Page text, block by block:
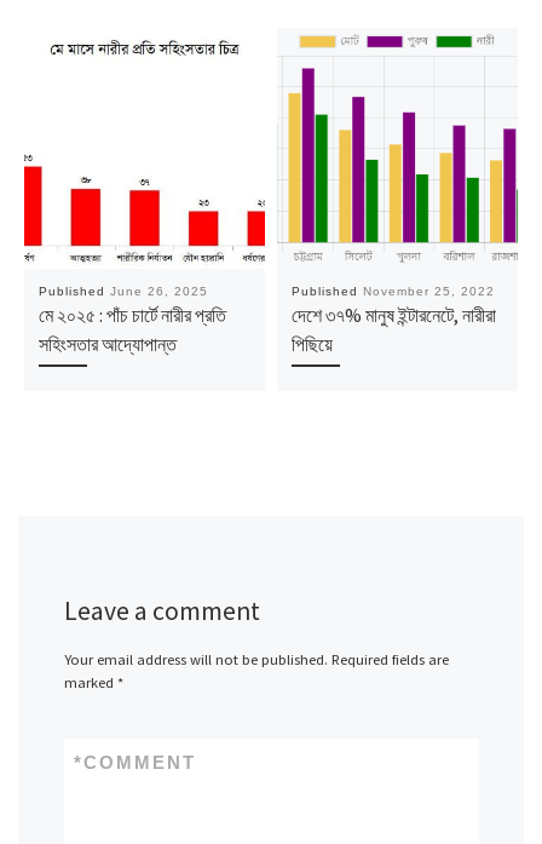
Published June 26, 2025
মে ২০২৫ : পাঁচ চার্টে নারীর প্রতি
সহিংসতার আদ্যোপান্ত
Published November 25, 2022
দেশে ৩৭% মানুষ ইন্টারনেটে, নারীরা
পিছিয়ে
Leave a comment
Your email address will not be published. Required fields are
marked *
COMMENT
*